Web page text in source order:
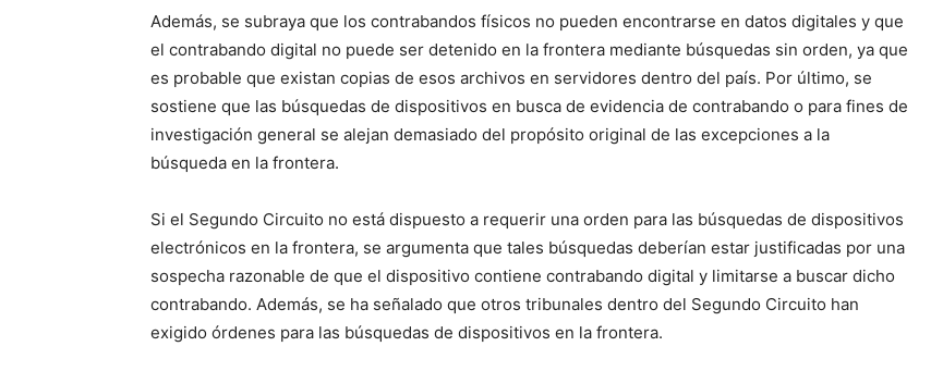
Además, se subraya que los contrabandos físicos no pueden encontrarse en datos digitales y que
el contrabando digital no puede ser detenido en la frontera mediante búsquedas sin orden, ya que
es probable que existan copias de esos archivos en servidores dentro del país. Por último, se
sostiene que las búsquedas de dispositivos en busca de evidencia de contrabando o para fines de
investigación general se alejan demasiado del propósito original de las excepciones a la
búsqueda en la frontera.
Si el Segundo Circuito no está dispuesto a requerir una orden para las búsquedas de dispositivos
electrónicos en la frontera, se argumenta que tales búsquedas deberían estar justificadas por una
sospecha razonable de que el dispositivo contiene contrabando digital y limitarse a buscar dicho
contrabando. Además, se ha señalado que otros tribunales dentro del Segundo Circuito han
exigido órdenes para las búsquedas de dispositivos en la frontera.